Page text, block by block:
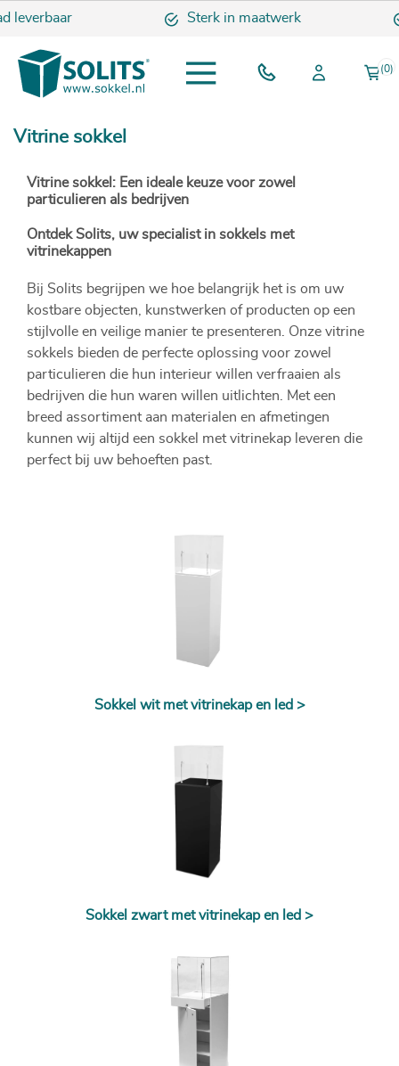
leverbaar Sterk in maatwerk
(0)
Vitrine sokkel
Vitrine sokkel: Een ideale keuze voor zowel
particulieren als bedrijven
Ontdek Solits, uw specialist in sokkels met
vitrinekappen
Bij Solits begrijpen we hoe belangrijk het is om uw
kostbare objecten, kunstwerken of producten op een
stijlvolle en veilige manier te presenteren. Onze vitrine
sokkels bieden de perfecte oplossing voor zowel
particulieren die hun interieur willen verfraaien als
bedrijven die hun waren willen uitlichten. Met een
breed assortiment aan materialen en afmetingen
kunnen wij altijd een sokkel met vitrinekap leveren die
perfect bij uw behoeften past.
Sokkel wit met vitrinekap en led >
Sokkel zwart met vitrinekap en led >